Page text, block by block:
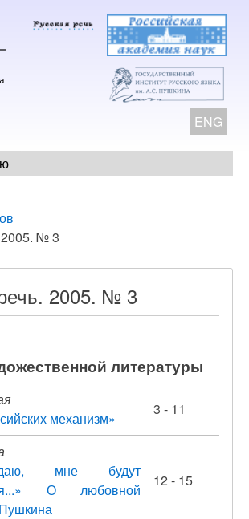
ENG
2005. № 3
2005. № 3
литературы
механизм»
3 - 11
мне будут
О любовной
12 - 15